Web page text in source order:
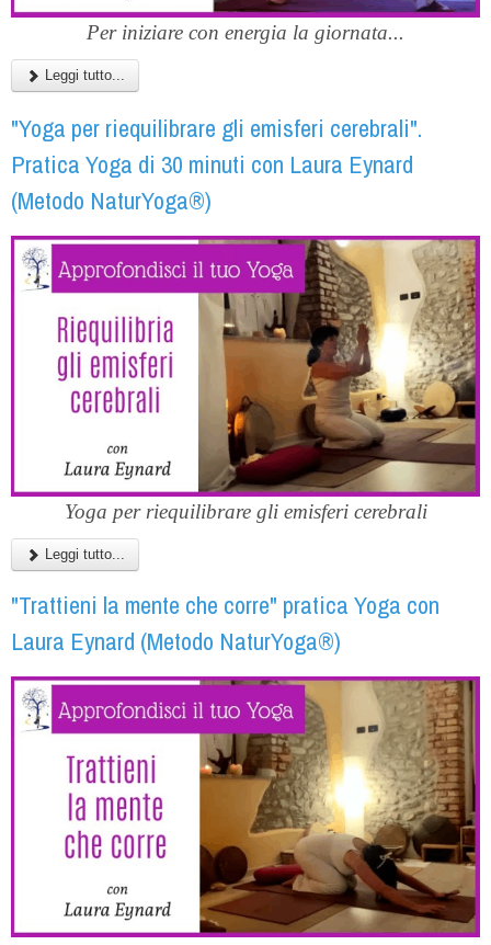
Per iniziare con energia la giornata...
Leggi tutto...
"Yoga per riequilibrare gli emisferi cerebrali".
Pratica Yoga di 30 minuti con Laura Eynard
(Metodo NaturYoga®)
Yoga per riequilibrare gli emisferi cerebrali
Leggi tutto...
"Trattieni la mente che corre" pratica Yoga con
Laura Eynard (Metodo NaturYoga®)